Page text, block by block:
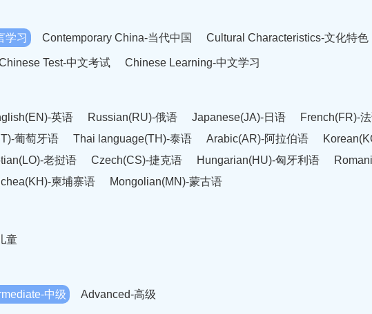
学习 Contemporary China-当代中国 Cultural Characteristics-文化特色
Test-中文考试 Chinese Learning-中文学习
英语 Russian(RU)-俄语 Japanese(JA)-日语
French(FR)-
葡萄牙语 Thai language(TH)-泰语 Arabic(AR)-阿拉伯语
老挝语 Czech(CS)-捷克语 Hungarian(HU)-匈牙利语
柬埔寨语 Mongolian(MN)-蒙古语
童
中级 Advanced-高级